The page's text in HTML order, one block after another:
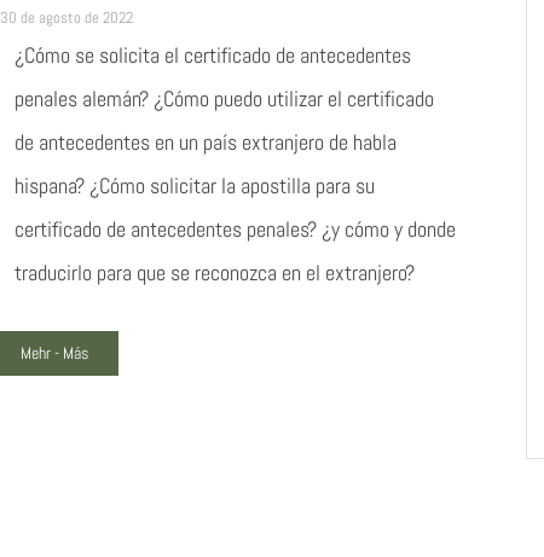
30 de agosto de 2022
¿Cómo se solicita el certificado de antecedentes
penales alemán? ¿Cómo puedo utilizar el certificado
de antecedentes en un país extranjero de habla
hispana? ¿Cómo solicitar la apostilla para su
certificado de antecedentes penales? ¿y cómo y donde
traducirlo para que se reconozca en el extranjero?
Mehr - Más